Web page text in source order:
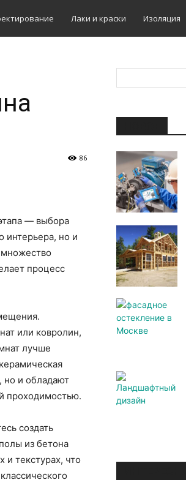
Лаки и краски Изоляция
86
— выбора
интерьера, но и
процесс
или ковролин,
лучше
но и обладают
проходимостью.
создать
из бетона
текстурах, что